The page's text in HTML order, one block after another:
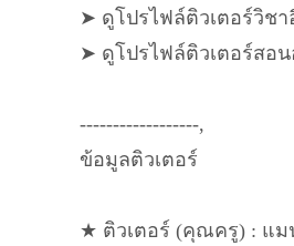
➤ ดูโปรไฟล์ติวเตอร์วิช
➤ ดูโปรไฟล์ติวเตอร์สอ
------------------,
ข้อมูลติวเตอร์
★ ติวเตอร์ (คุณครู) : แ